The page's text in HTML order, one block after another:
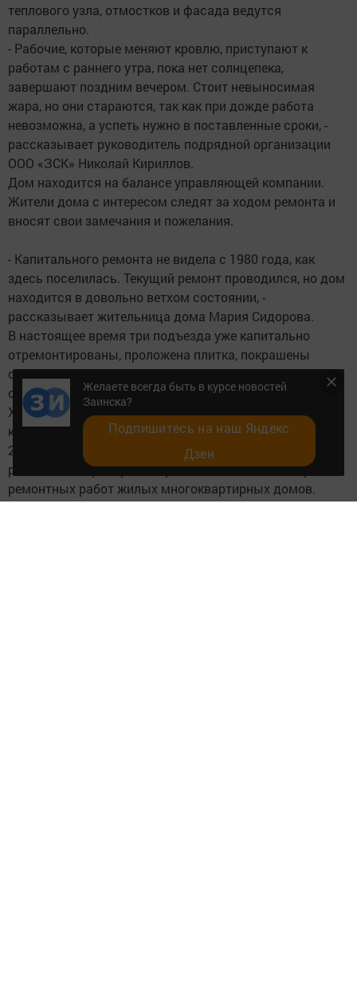
теплового узла, отмостков и фасада ведутся
параллельно.
- Рабочие, которые меняют кровлю, приступают к
работам с раннего утра, пока нет солнцепека,
завершают поздним вечером. Стоит невыносимая
жара, но они стараются, так как при дожде работа
невозможна, а успеть нужно в поставленные сроки, -
рассказывает руководитель подрядной организации
ООО «ЗСК» Николай Кириллов.
Дом находится на балансе управляющей компании.
Жители дома с интересом следят за ходом ремонта и
вносят свои замечания и пожелания.
- Капитального ремонта не видела с 1980 года, как
здесь поселилась. Текущий ремонт проводился, но дом
находится в довольно ветхом состоянии, -
рассказывает жительница дома Мария Сидорова.
В настоящее время три подъезда уже капитально
отремонтированы, проложена плитка, покрашены
стены, обшиты двери. Продолжается работа в
остальных подъездах.
Ход капитального ремонта находится под постоянным
контролем руководства города.
2 августа руководитель исполнительного комитета
района Ильнар Хафизов провел выездной осмотр хода
ремонтных работ жилых многоквартирных домов.
Желаете всегда быть в курсе новостей
Заинска?
Подпишитесь на наш Яндекс
Дзен